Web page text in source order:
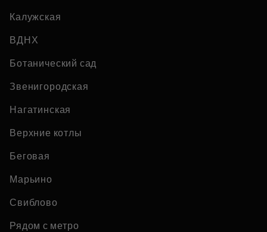
Калужская
ВДНХ
Ботанический сад
Звенигородская
Нагатинская
Верхние котлы
Беговая
Марьино
Свиблово
Рядом с метро